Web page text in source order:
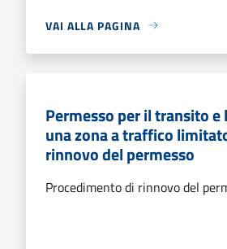
VAI ALLA PAGINA
Permesso per il transito e
una zona a traffico
rinnovo del permesso
Procedimento di rinnovo del